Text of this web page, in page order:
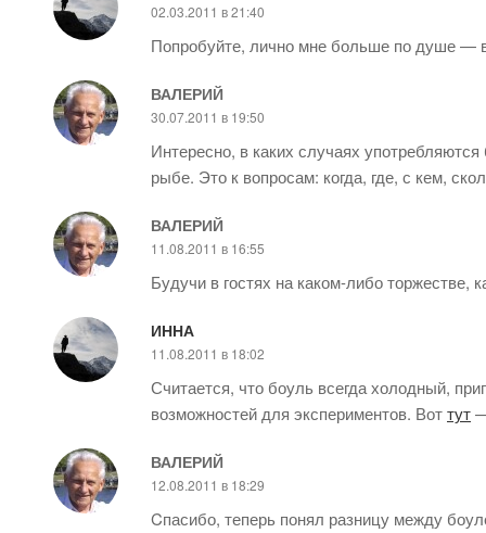
02.03.2011 в 21:40
Попробуйте, лично мне больше по душе —
ВАЛЕРИЙ
30.07.2011 в 19:50
Интересно, в каких случаях
рыбе. Это к вопросам: когда, где, с кем,
ВАЛЕРИЙ
11.08.2011 в 16:55
Будучи в гостях на каком-либо
ИННА
11.08.2011 в 18:02
Считается, что боуль всегда холодный,
возможностей для экспериментов. Воттут
ВАЛЕРИЙ
12.08.2011 в 18:29
Cпасибо, теперь понял разницу между